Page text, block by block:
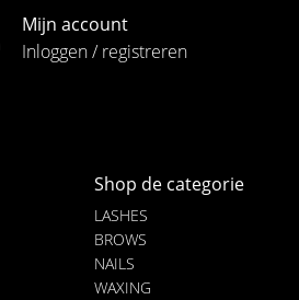
Mijn account
Inloggen / registreren
Shop de categorie
LASHES
BROWS
NAILS
WAXING